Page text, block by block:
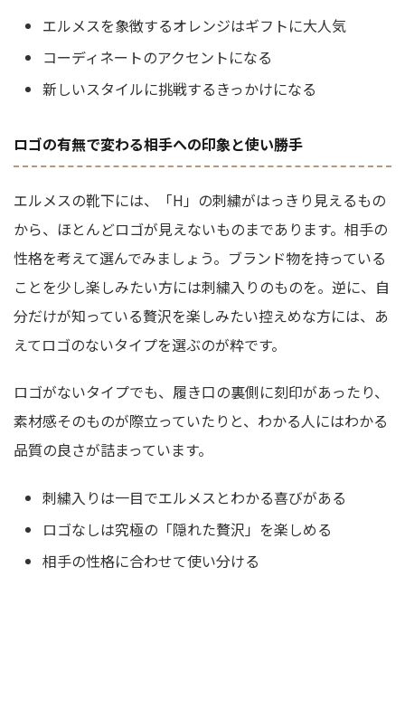
エルメスを象徴するオレンジはギフトに大人気
コーディネートのアクセントになる
新しいスタイルに挑戦するきっかけになる
ロゴの有無で変わる相手への印象と使い勝手
エルメスの靴下には、「H」の刺繍がはっきり見えるもの
から、ほとんどロゴが見えないものまであります。相手の
性格を考えて選んでみましょう。ブランド物を持っている
ことを少し楽しみたい方には刺繍入りのものを。逆に、自
分だけが知っている贅沢を楽しみたい控えめな方には、あ
えてロゴのないタイプを選ぶのが粋です。
ロゴがないタイプでも、履き口の裏側に刻印があったり、
素材感そのものが際立っていたりと、わかる人にはわかる
品質の良さが詰まっています。
刺繍入りは一目でエルメスとわかる喜びがある
ロゴなしは究極の「隠れた贅沢」を楽しめる
相手の性格に合わせて使い分ける